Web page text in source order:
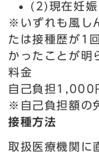
(2)現在妊娠
※いずれも風し
たは接種歴が1
かったことが明
料金
自己負担1,000
※自己負担額の
接種方法
取扱医療機関に